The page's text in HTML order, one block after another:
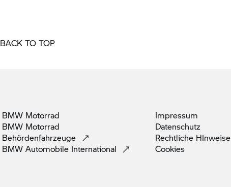
BACK TO TOP
BMW Motorrad
BMW Motorrad
Behördenfahrzeuge
BMW Automobile International
Impressum
Datenschutz
Rechtliche HInweise
Cookies